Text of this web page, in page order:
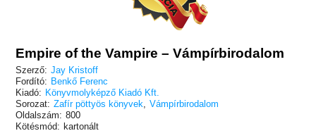
Empire of the Vampire – Vámpírbirodalom
Szerző: Jay Kristoff
Fordító: Benkő Ferenc
Kiadó: Könyvmolyképző Kiadó Kft.
Sorozat: Zafír pöttyös könyvek
Vámpírbirodalom
Oldalszám: 800
Kötésmód: kartonált